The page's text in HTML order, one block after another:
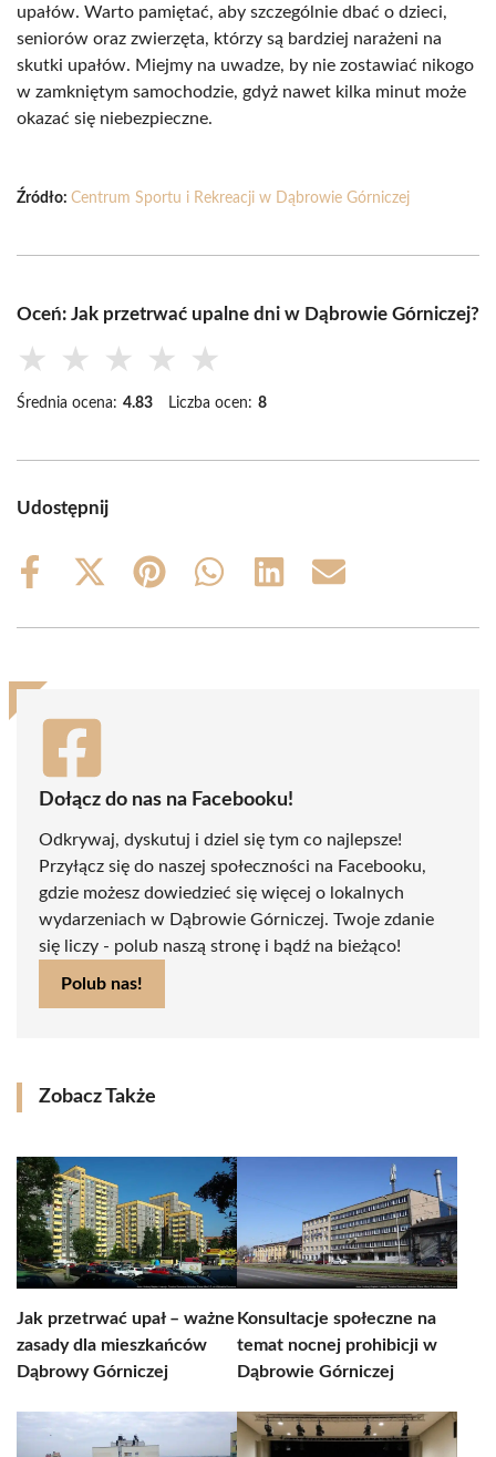
upałów. Warto pamiętać, aby szczególnie dbać o dzieci,
seniorów oraz zwierzęta, którzy są bardziej narażeni na
skutki upałów. Miejmy na uwadze, by nie zostawiać nikogo
w zamkniętym samochodzie, gdyż nawet kilka minut może
okazać się niebezpieczne.
Źródło: Centrum Sportu i Rekreacji w Dąbrowie Górniczej
Oceń: Jak przetrwać upalne dni w Dąbrowie Górniczej?
★ ★ ★ ★ ★
Średnia ocena: 4.83 Liczba ocen: 8
Udostępnij
Share
Share
(Twitter)
Share
Share
Share
Share
Dołącz do nas na Facebooku!
Odkrywaj, dyskutuj i dziel się tym co najlepsze!
Przyłącz się do naszej społeczności na Facebooku,
gdzie możesz dowiedzieć się więcej o lokalnych
wydarzeniach w Dąbrowie Górniczej. Twoje zdanie
się liczy - polub naszą stronę i bądź na bieżąco!
Polub nas!
Zobacz Także
Jak przetrwać upał – ważne
zasady dla mieszkańców
Dąbrowy Górniczej
Konsultacje społeczne na
temat nocnej prohibicji w
Dąbrowie Górniczej